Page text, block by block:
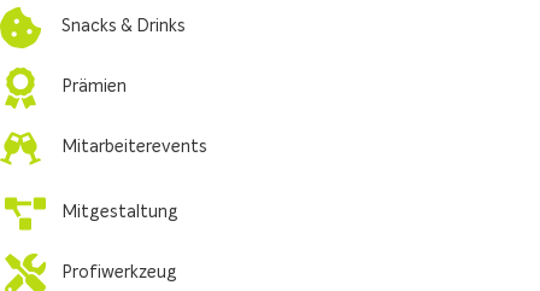
Snacks & Drinks
Prämien
Mitarbeiterevents
Mitgestaltung
Profiwerkzeug